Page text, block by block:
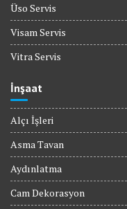
Üso Servis
Visam Servis
Vitra Servis
İnşaat
Alçı İşleri
Asma Tavan
Aydınlatma
Cam Dekorasyon